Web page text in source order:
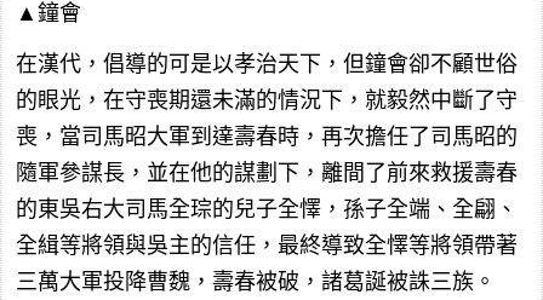
▲鐘會
在漢代，倡導的可是以孝治天下，但鐘會卻不顧世俗
的眼光，在守喪期還未滿的情況下，就毅然中斷了守
喪，當司馬昭大軍到達壽春時，再次擔任了司馬昭的
隨軍參謀長，並在他的謀劃下，離間了前來救援壽春
的東吳右大司馬全琮的兒子全懌，孫子全端、全翩、
全緝等將領與吳主的信任，最終導致全懌等將領帶著
三萬大軍投降曹魏，壽春被破，諸葛誕被誅三族。